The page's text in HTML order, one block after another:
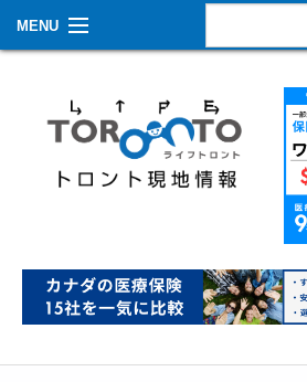
MENU
生活情報
その他
イベントカレンダー
About Us